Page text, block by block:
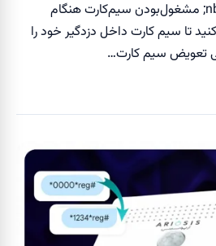
در محل زندگی خود یا&nbsp; مشغول‌بودن سیم‌کارت هنگام
کنید تا سیم کارت داخل دزدگیر خود را
تعویض سیم کارت…